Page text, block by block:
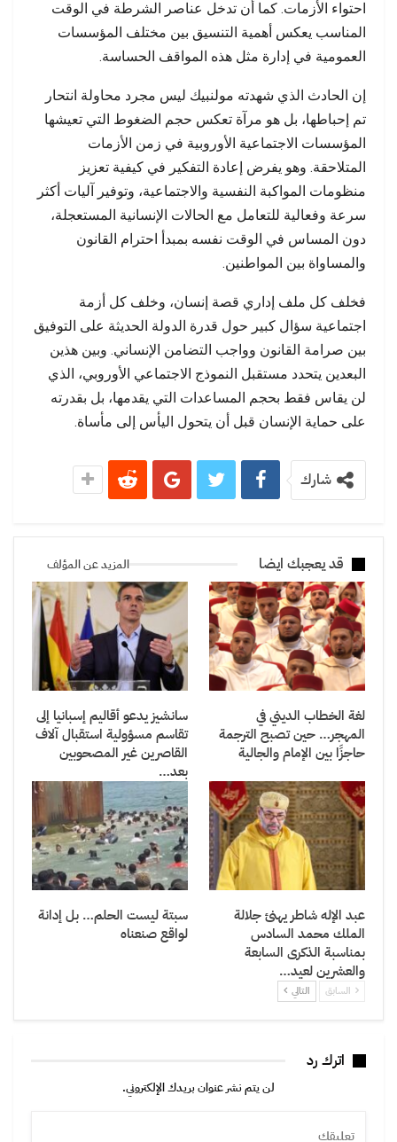
احتواء الأزمات. كما أن تدخل عناصر الشرطة في الوقت
المناسب يعكس أهمية التنسيق بين مختلف المؤسسات
العمومية في إدارة مثل هذه المواقف الحساسة.
إن الحادث الذي شهدته مولنبيك ليس مجرد محاولة انتحار
تم إحباطها، بل هو مرآة تعكس حجم الضغوط التي تعيشها
المؤسسات الاجتماعية الأوروبية في زمن الأزمات
المتلاحقة. وهو يفرض إعادة التفكير في كيفية تعزيز
منظومات المواكبة النفسية والاجتماعية، وتوفير آليات أكثر
سرعة وفعالية للتعامل مع الحالات الإنسانية المستعجلة،
دون المساس في الوقت نفسه بمبدأ احترام القانون
والمساواة بين المواطنين.
فخلف كل ملف إداري قصة إنسان، وخلف كل أزمة
اجتماعية سؤال كبير حول قدرة الدولة الحديثة على التوفيق
بين صرامة القانون وواجب التضامن الإنساني. وبين هذين
البعدين يتحدد مستقبل النموذج الاجتماعي الأوروبي، الذي
لن يقاس فقط بحجم المساعدات التي يقدمها، بل بقدرته
على حماية الإنسان قبل أن يتحول اليأس إلى مأساة.
شارك
قد يعجبك ايضا المزيد عن المؤلف
لغة الخطاب الديني في
المهجر… حين تصبح الترجمة
حاجزًا بين الإمام والجالية
سانشيز يدعو أقاليم إسبانيا إلى
تقاسم مسؤولية استقبال آلاف
القاصرين غير المصحوبين
بعد…
عبد الإله شاطر يهنئ جلالة
الملك محمد السادس
بمناسبة الذكرى السابعة
والعشرين لعيد…
سبتة ليست الحلم… بل إدانة
لواقع صنعناه
السابق التالي
اترك رد
لن يتم نشر عنوان بريدك الإلكتروني.